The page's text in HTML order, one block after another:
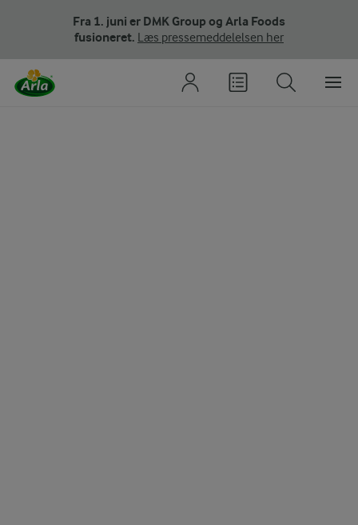
Fra 1. juni er DMK Group og Arla Foods
fusioneret. Læs pressemeddelelsen her